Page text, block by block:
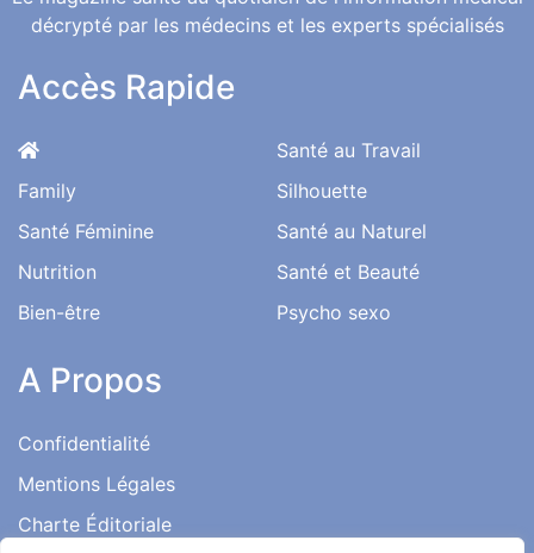
décrypté par les médecins et les experts spécialisés
Accès Rapide
Family
Santé Féminine
Nutrition
Bien-être
Santé au Travail
Silhouette
Santé au Naturel
Santé et Beauté
Psycho sexo
A Propos
Confidentialité
Mentions Légales
Charte Éditoriale